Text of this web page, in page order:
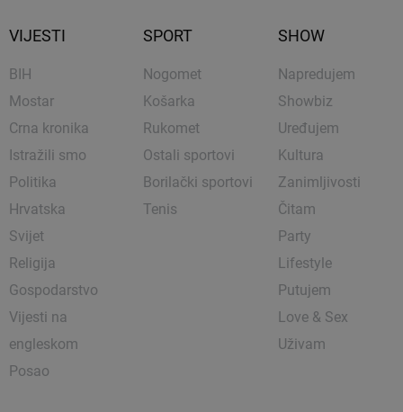
VIJESTI
BIH
Mostar
Crna kronika
Istražili smo
Politika
Hrvatska
Svijet
Religija
Gospodarstvo
Vijesti na
engleskom
Posao
SPORT
Nogomet
Košarka
Rukomet
Ostali sportovi
Borilački sportovi
Tenis
SHOW
Napredujem
Showbiz
Uređujem
Kultura
Zanimljivosti
Čitam
Party
Lifestyle
Putujem
Love & Sex
Uživam